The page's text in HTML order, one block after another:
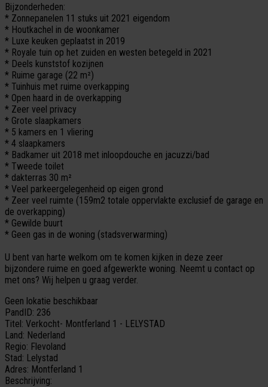
Bijzonderheden:
* Zonnepanelen 11 stuks uit 2021 eigendom
* Houtkachel in de woonkamer
* Luxe keuken geplaatst in 2019
* Royale tuin op het zuiden en westen betegeld in 2021
* Deels kunststof kozijnen
* Ruime garage (22 m²)
* Tuinhuis met ruime overkapping
* Open haard in de overkapping
* Zeer veel privacy
* Grote slaapkamers
* 5 kamers en 1 vliering
* 4 slaapkamers
* Badkamer uit 2018 met inloopdouche en jacuzzi/bad
* Tweede toilet
* dakterras 30 m²
* Veel parkeergelegenheid op eigen grond
* Zeer veel ruimte (159m2 totale oppervlakte exclusief de garage en
de overkapping)
* Gewilde buurt
* Geen gas in de woning (stadsverwarming)
U bent van harte welkom om te komen kijken in deze zeer
bijzondere ruime en goed afgewerkte woning. Neemt u contact op
met ons? Wij helpen u graag verder.
Geen lokatie beschikbaar
PandID: 236
Titel: Verkocht- Montferland 1 - LELYSTAD
Land: Nederland
Regio: Flevoland
Stad: Lelystad
Adres: Montferland 1
Beschrijving: